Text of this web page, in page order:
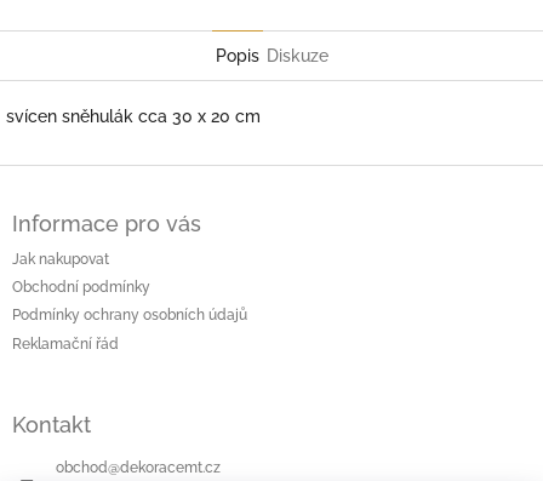
Popis Diskuze
svícen sněhulák cca 30 x 20 cm
Informace pro vás
Jak nakupovat
Obchodní podmínky
Podmínky ochrany osobních údajů
Reklamační řád
Kontakt
obchod@dekoracemt.cz